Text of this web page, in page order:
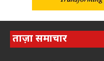
ताज़ा समाचार